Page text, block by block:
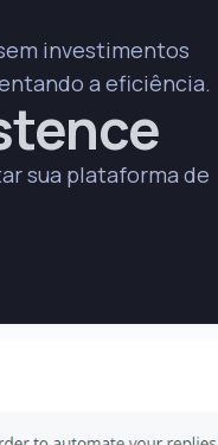
investimentos
a eficiência.
sua plataforma de